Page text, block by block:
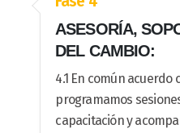
ASESORÍA,
DEL CAMBIO:
4.1 En común
programamos
capacitación y